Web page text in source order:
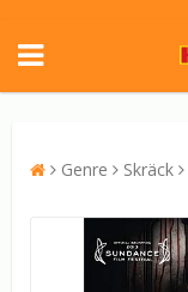
Genre Skräck